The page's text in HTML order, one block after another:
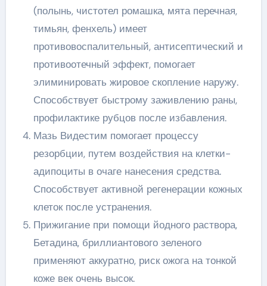
(полынь, чистотел ромашка, мята перечная,
тимьян, фенхель) имеет
противовоспалительный, антисептический и
противоотечный эффект, помогает
элиминировать жировое скопление наружу.
Способствует быстрому заживлению раны,
профилактике рубцов после избавления.
Мазь Видестим помогает процессу
резорбции, путем воздействия на клетки-
адипоциты в очаге нанесения средства.
Способствует активной регенерации кожных
клеток после устранения.
Прижигание при помощи йодного раствора,
Бетадина, бриллиантового зеленого
применяют аккуратно, риск ожога на тонкой
коже век очень высок.